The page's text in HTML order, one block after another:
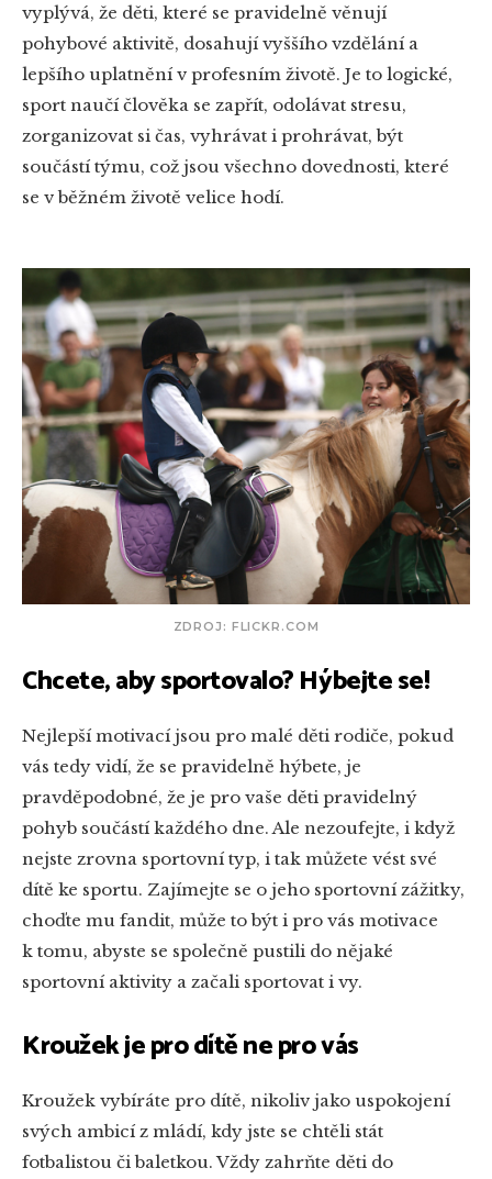
vyplývá, že děti, které se pravidelně věnují
pohybové aktivitě, dosahují vyššího vzdělání a
lepšího uplatnění v profesním životě. Je to logické,
sport naučí člověka se zapřít, odolávat stresu,
zorganizovat si čas, vyhrávat i prohrávat, být
součástí týmu, což jsou všechno dovednosti, které
se v běžném životě velice hodí.
ZDROJ: FLICKR.COM
Chcete, aby sportovalo? Hýbejte se!
Nejlepší motivací jsou pro malé děti rodiče, pokud
vás tedy vidí, že se pravidelně hýbete, je
pravděpodobné, že je pro vaše děti pravidelný
pohyb součástí každého dne. Ale nezoufejte, i když
nejste zrovna sportovní typ, i tak můžete vést své
dítě ke sportu. Zajímejte se o jeho sportovní zážitky,
choďte mu fandit, může to být i pro vás motivace
k tomu, abyste se společně pustili do nějaké
sportovní aktivity a začali sportovat i vy.
Kroužek je pro dítě ne pro vás
Kroužek vybíráte pro dítě, nikoliv jako uspokojení
svých ambicí z mládí, kdy jste se chtěli stát
fotbalistou či baletkou. Vždy zahrňte děti do